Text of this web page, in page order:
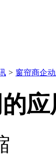
> 窗帘商企